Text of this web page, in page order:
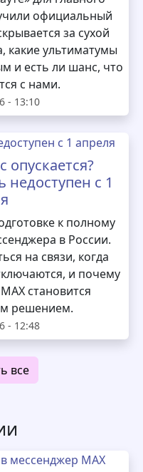
официальный
за сухой
какие ультиматумы
и есть ли шанс, что
с нами.
- 13:10
недоступен с 1
к полному
в России.
на связи, когда
и почему
становится
решением.
- 12:48
все